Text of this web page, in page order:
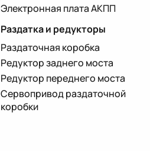
Электронная плата АКПП
Раздатка и редукторы
Раздаточная коробка
Редуктор заднего моста
Редуктор переднего моста
Сервопривод раздаточной
коробки